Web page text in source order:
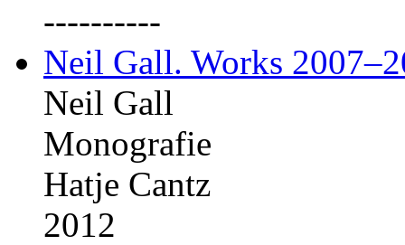
----------
Neil Gall. Works
Neil Gall
Monografie
Hatje Cantz
2012